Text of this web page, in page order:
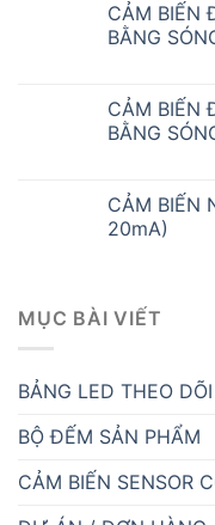
CẢM BIẾN
BẰNG
CẢM BIẾN
BẰNG
CẢM BIẾN
20mA)
MỤC BÀI VIẾT
BẢNG LED THEO
BỘ ĐẾM SẢN PHẨM
CẢM BIẾN SENSOR